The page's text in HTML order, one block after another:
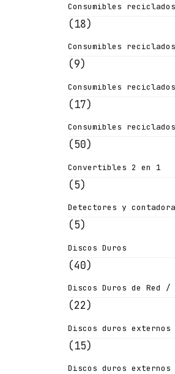
Consumibles
(18)
Consumibles reciclados
(9)
Consumibles
(17)
Consumibles reciclados
(50)
Convertibles 2 en 1
(5)
Detectores y
(5)
Discos Duros
(40)
Discos Duros de Red /
(22)
Discos duros externos
(15)
Discos duros externos